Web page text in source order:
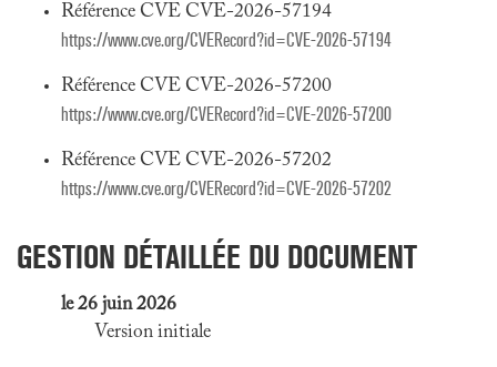
Référence CVE CVE-2026-57194
https://www.cve.org/CVERecord?id=CVE-2026-57194
Référence CVE CVE-2026-57200
https://www.cve.org/CVERecord?id=CVE-2026-57200
Référence CVE CVE-2026-57202
https://www.cve.org/CVERecord?id=CVE-2026-57202
GESTION DÉTAILLÉE DU DOCUMENT
le 26 juin 2026
Version initiale